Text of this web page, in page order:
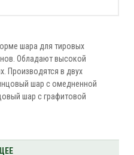
шара для тировых
Обладают высокой
Производятся в двух
шар с омедненной
шар с графитовой